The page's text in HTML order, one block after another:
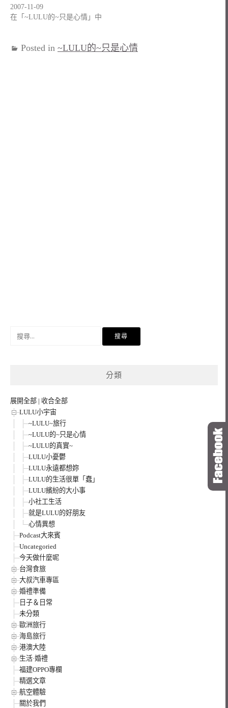
2007-11-09
在「~LULU的~只是心情」中
Posted in ~LULU的~只是心情
分類
展開全部 | 收合全部
LULU小宇宙
~LULU~旅行
~LULU的~只是心情
~LULU的真實~
LULU小憂鬱
LULU永遠都想妳
LULU的生活很單「蠢」
LULU繽紛的大小事
小社工生活
就是LULU的好朋友
心情異想
Podcast大來賓
Uncategoried
今天做什麼呢
台灣食旅
大叔汽車專區
婚禮準備
日子＆日常
未分類
歐洲旅行
海島旅行
港澳大陸
生活·婚禮
福建OPPO專欄
精選文章
航空體驗
關於我們